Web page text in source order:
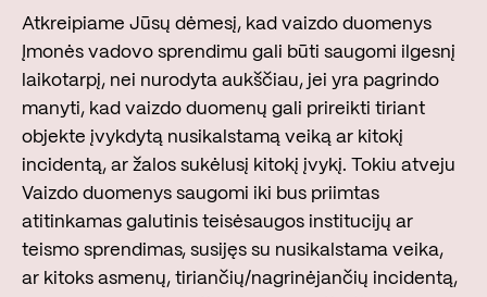
Atkreipiame Jūsų dėmesį, kad vaizdo duomenys
Įmonės vadovo sprendimu gali būti saugomi ilgesnį
laikotarpį, nei nurodyta aukščiau, jei yra pagrindo
manyti, kad vaizdo duomenų gali prireikti tiriant
objekte įvykdytą nusikalstamą veiką ar kitokį
incidentą, ar žalos sukėlusį kitokį įvykį. Tokiu atveju
Vaizdo duomenys saugomi iki bus priimtas
atitinkamas galutinis teisėsaugos institucijų ar
teismo sprendimas, susijęs su nusikalstama veika,
ar kitoks asmenų, tiriančių/nagrinėjančių incidentą,